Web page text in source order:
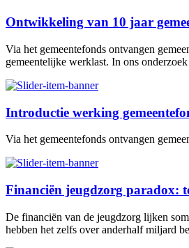
Ontwikkeling van 10 jaar
Via het gemeentefonds ontvangen
gemeentelijke werklast. In ons
Introductie werking
Via het gemeentefonds ontvangen
Financiën jeugdzorg paradox:
De financiën van de jeugdzorg lijken
hebben het zelfs over anderhalf miljard